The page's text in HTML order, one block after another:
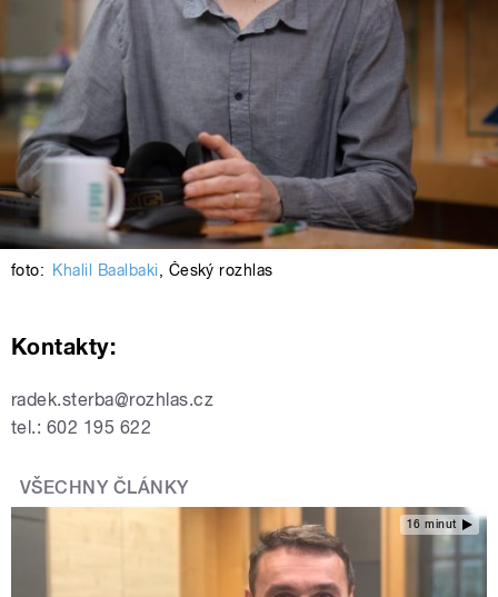
foto: Khalil Baalbaki, Český rozhlas
Kontakty:
radek.sterba@rozhlas.cz
tel.: 602 195 622
VŠECHNY ČLÁNKY
16 minut